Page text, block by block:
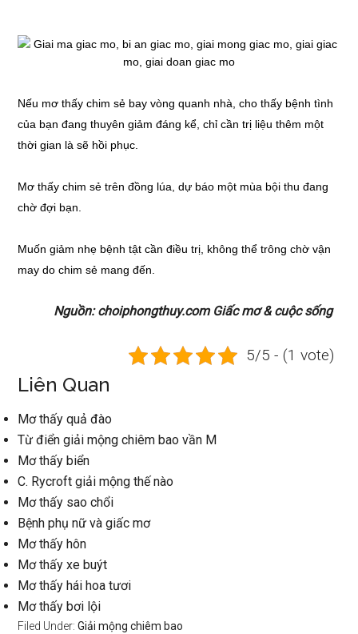
Nếu mơ thấy chim sẻ bay vòng quanh nhà, cho thấy bệnh tình
của bạn đang thuyên giảm đáng kể, chỉ cần trị liệu thêm một
thời gian là sẽ hồi phục.
Mơ thấy chim sẻ trên đồng lúa, dự báo một mùa bội thu đang
chờ đợi bạn.
Muốn giảm nhẹ bệnh tật cần điều trị, không thể trông chờ vận
may do chim sẻ mang đến.
Nguồn: choiphongthuy.com Giấc mơ & cuộc sống
5/5 - (1 vote)
Liên Quan
Mơ thấy quả đào
Từ điển giải mộng chiêm bao vần M
Mơ thấy biển
C. Rycroft giải mộng thế nào
Mơ thấy sao chổi
Bệnh phụ nữ và giấc mơ
Mơ thấy hôn
Mơ thấy xe buýt
Mơ thấy hái hoa tươi
Mơ thấy bơi lội
Filed Under:Giải mộng chiêm bao